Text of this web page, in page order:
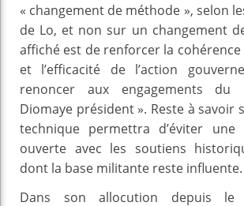
« changement de méthode », selon
de Lo, et non sur un changement
affiché est de renforcer la
et l’efficacité de l’action
renoncer aux engagements du
Diomaye président ». Reste à savoir
technique permettra d’éviter une
ouverte avec les soutiens
dont la base militante reste influente.
Dans son allocution depuis